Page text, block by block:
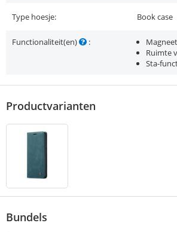
Type hoesje: Book case
Functionaliteit(en) :
Ruimte
Sta-
Productvarianten
Bundels